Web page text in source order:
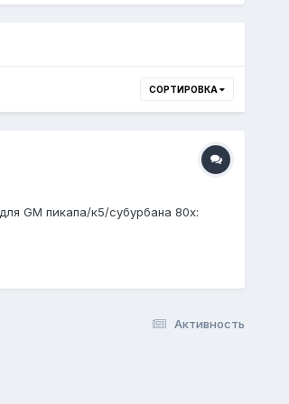
СОРТИРОВКА
GM пикапа/к5/субурбана 80х:
Активность